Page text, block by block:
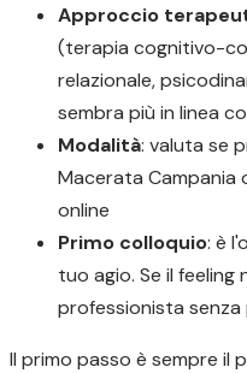
Approccio
(terapia cognitivo-
relazionale,
sembra più in linea
Modalità: valuta se
Macerata Campania
online
Primo colloquio: è
tuo agio. Se il
professionista senza
Il primo passo è sempre il